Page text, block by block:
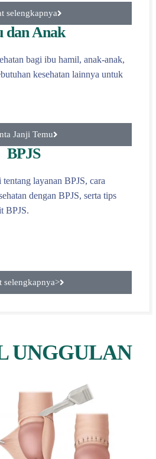
selengkapnya
dan Anak
bagi ibu hamil, anak-anak,
kesehatan lainnya untuk
Janji Temu
BPJS
layanan BPJS, cara
dengan BPJS, serta tips
BPJS.
selengkapnya>
UNGGULAN